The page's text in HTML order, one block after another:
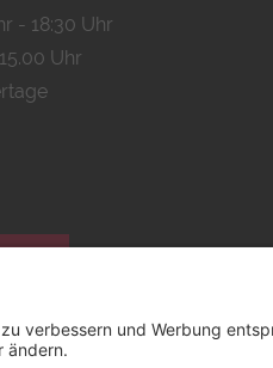
- 18:30 Uhr
Uhr
GmbH / Watchandco GmbH